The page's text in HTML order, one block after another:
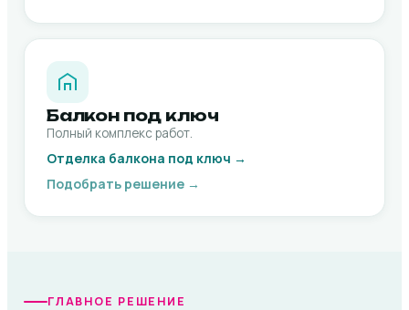
Балкон под ключ
Полный комплекс работ.
Отделка балкона под ключ →
Подобрать решение →
ГЛАВНОЕ РЕШЕНИЕ